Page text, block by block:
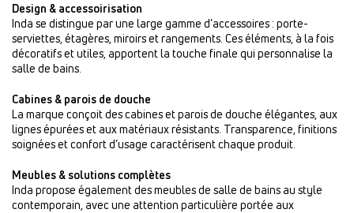
Design & accessoirisation
Inda se distingue par une large gamme d’accessoires : porte-
serviettes, étagères, miroirs et rangements. Ces éléments, à la fois
décoratifs et utiles, apportent la touche finale qui personnalise la
salle de bains.
Cabines & parois de douche
La marque conçoit des cabines et parois de douche élégantes, aux
lignes épurées et aux matériaux résistants. Transparence, finitions
soignées et confort d’usage caractérisent chaque produit.
Meubles & solutions complètes
Inda propose également des meubles de salle de bains au style
contemporain, avec une attention particulière portée aux